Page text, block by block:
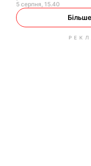
5 серпня, 15.40